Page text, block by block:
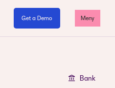
Get a Demo Meny
Bank